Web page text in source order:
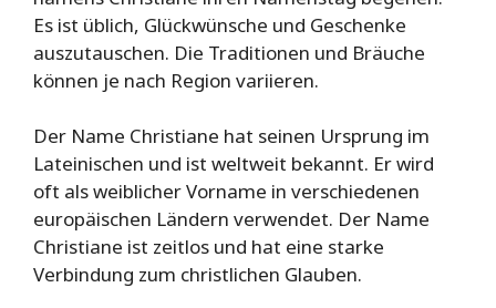
Es ist üblich, Glückwünsche und Geschenke
auszutauschen. Die Traditionen und Bräuche
können je nach Region variieren.
Der Name Christiane hat seinen Ursprung im
Lateinischen und ist weltweit bekannt. Er wird
oft als weiblicher Vorname in verschiedenen
europäischen Ländern verwendet. Der Name
Christiane ist zeitlos und hat eine starke
Verbindung zum christlichen Glauben.